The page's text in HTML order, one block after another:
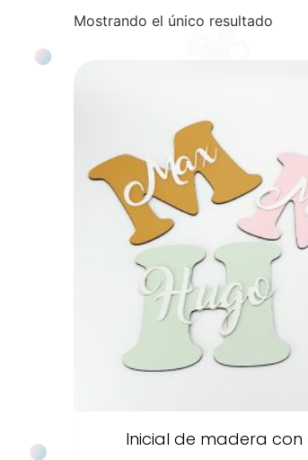
Mostrando el único resultado
Inicial de madera